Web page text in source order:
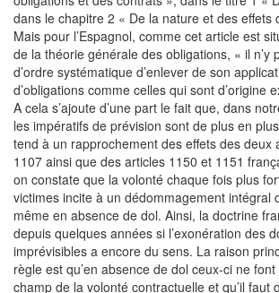
dans le chapitre 2 « De la nature et des effets
Mais pour l’Espagnol, comme cet article est
de la théorie générale des obligations, « il n’y
d’ordre systématique d’enlever de son
d’obligations comme celles qui sont d’origine
A cela s’ajoute d’une part le fait que, dans
les impératifs de prévision sont de plus en
tend à un rapprochement des effets des deux
1107 ainsi que des articles 1150 et 1151
on constate que la volonté chaque fois plus
victimes incite à un dédommagement intégral
même en absence de dol. Ainsi, la doctrine
depuis quelques années si l’exonération des
imprévisibles a encore du sens. La raison
règle est qu’en absence de dol ceux-ci ne
champ de la volonté contractuelle et qu’il faut